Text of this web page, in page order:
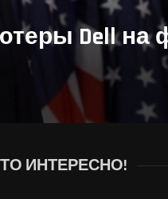
Dell на
ИНТЕРЕСНО!